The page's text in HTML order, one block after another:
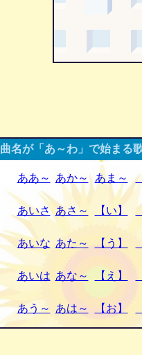
曲名が「あ～わ」で始まる
ああ～ あか～ あま～
あいさ あさ～ 【い】
あいな あた～ 【う】
あいは あな～ 【え】
あう～ あは～ 【お】